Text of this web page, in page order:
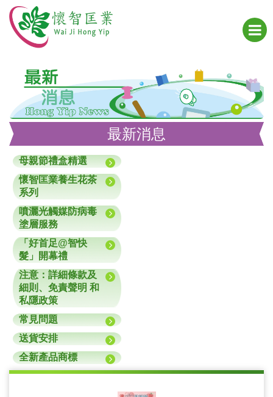
最新消息
母親節禮盒精選
懷智匡業養生花茶
系列
噴灑光觸媒防病毒
塗層服務
「好首足@智快
髮」開幕禮
注意：詳細條款及
細則、免責聲明 和
私隱政策
常見問題
送貨安排
全新產品商標